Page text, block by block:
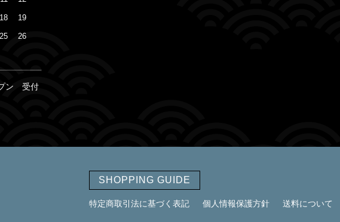
18 19
25 26
ン 受付
SHOPPING GUIDE
特定商取引法に基づく表記 個人情報保護方針 送料について